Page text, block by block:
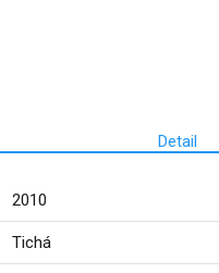
Detail
2010
Tichá